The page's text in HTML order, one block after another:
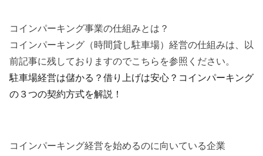
コインパーキング事業の仕組みとは？
コインパーキング（時間貸し駐車場）経営の仕組みは、以
前記事に残しておりますのでこちらを参照ください。
駐車場経営は儲かる？借り上げは安心？コインパーキング
の３つの契約方式を解説！
コインパーキング経営を始めるのに向いている企業